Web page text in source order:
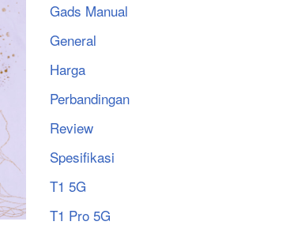
Gads Manual
General
Harga
Perbandingan
Review
Spesifikasi
T1 5G
T1 Pro 5G